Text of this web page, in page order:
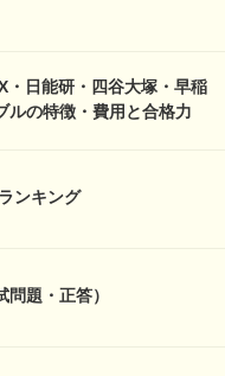
・日能研・四谷大塚・早稲
ルの特徴・費用と合格力
ンキング
題・正答）